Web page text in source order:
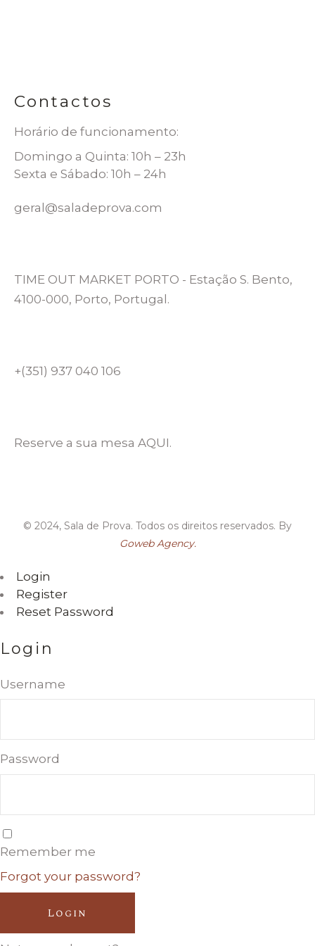
Contactos
Horário de funcionamento:
Domingo a Quinta: 10h – 23h
Sexta e Sábado: 10h – 24h
geral@saladeprova.com
TIME OUT MARKET PORTO - Estação S. Bento,
4100-000, Porto, Portugal.
+(351) 937 040 106
Reserve a sua mesa AQUI.
© 2024, Sala de Prova. Todos os direitos reservados. By
Goweb Agency.
Login
Register
Reset Password
Login
Username
Password
Remember me
Forgot your password?
Login